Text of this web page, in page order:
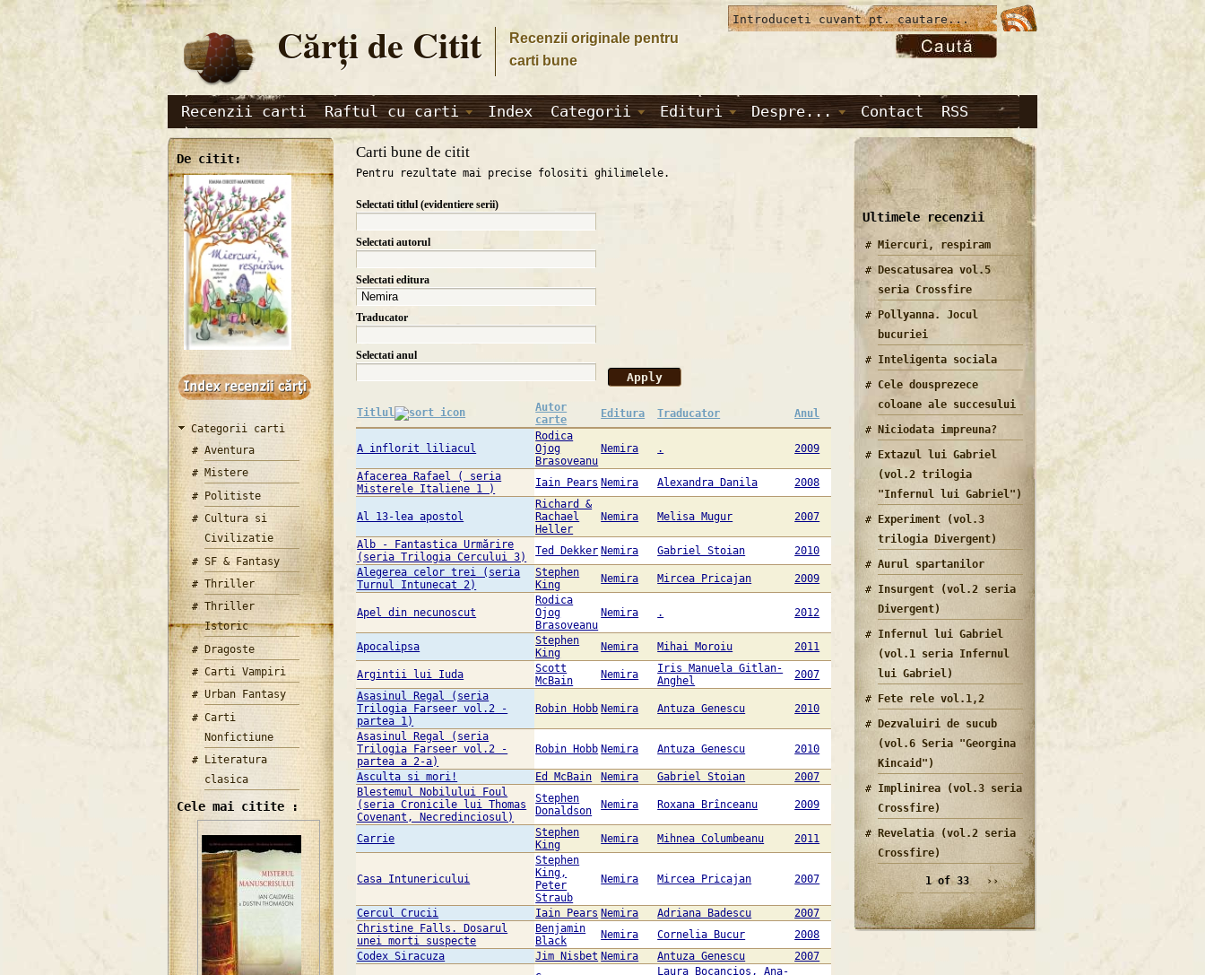
Cărţi de Citit
Recenzii originale pentru
carti bune
Recenzii carti Raftul cu carti Index Categorii Edituri Despre... Contact RSS
De citit:
Categorii carti
Aventura
Mistere
Politiste
Cultura si
Civilizatie
SF & Fantasy
Thriller
Thriller
Istoric
Dragoste
Carti Vampiri
Urban Fantasy
Carti
Nonfictiune
Literatura
clasica
Cele mai citite :
Carti bune de citit
Pentru rezultate mai precise folositi ghilimelele.
Selectati titlul (evidentiere serii)
Selectati autorul
Selectati editura
Traducator
Selectati anul
Titlul
Autor
carte
Editura Traducator Anul
A inflorit liliacul
Rodica
Ojog
Brasoveanu
Nemira . 2009
Afacerea Rafael ( seria
Misterele Italiene 1 )
Iain Pears Nemira Alexandra Danila 2008
Al 13-lea apostol
Richard &
Rachael
Heller
Nemira Melisa Mugur 2007
Alb - Fantastica Urmărire
(seria Trilogia Cercului 3)
Ted Dekker Nemira Gabriel Stoian
2010
Alegerea celor trei (seria
Turnul Intunecat 2)
Stephen
King
Nemira Mircea Pricajan 2009
Apel din necunoscut
Rodica
Ojog
Brasoveanu
Nemira . 2012
Apocalipsa
Stephen
King
Nemira Mihai Moroiu 2011
Argintii lui Iuda
Scott
McBain
Nemira
Iris Manuela Gitlan-
Anghel
2007
Asasinul Regal (seria
Trilogia Farseer vol.2 -
partea 1)
Robin Hobb Nemira Antuza Genescu 2010
Asasinul Regal (seria
Trilogia Farseer vol.2 -
partea a 2-a)
Robin Hobb Nemira Antuza Genescu 2010
Asculta si mori! Ed McBain Nemira Gabriel Stoian
2007
Blestemul Nobilului Foul
(seria Cronicile lui Thomas
Covenant, Necredinciosul)
Stephen
Donaldson
Nemira Roxana Brînceanu 2009
Carrie
Stephen
King
Nemira Mihnea Columbeanu 2011
Casa Intunericului
Stephen
King,
Peter
Straub
Nemira Mircea Pricajan 2007
Cercul Crucii Iain Pears Nemira Adriana Badescu
2007
Christine Falls. Dosarul
unei morti suspecte
Benjamin
Black
Nemira Cornelia Bucur
2008
Codex Siracuza
Jim Nisbet Nemira Antuza Genescu 2007
Laura Bocancios, Ana-
Ultimele recenzii
Miercuri, respiram
Descatusarea vol.5
seria Crossfire
Pollyanna. Jocul
bucuriei
Inteligenta sociala
Cele dousprezece
coloane ale succesului
Niciodata impreuna?
Extazul lui Gabriel
(vol.2 trilogia
"Infernul lui Gabriel")
Experiment (vol.3
trilogia Divergent)
Aurul spartanilor
Insurgent (vol.2 seria
Divergent)
Infernul lui Gabriel
(vol.1 seria Infernul
lui Gabriel)
Fete rele vol.1,2
Dezvaluiri de sucub
(vol.6 Seria "Georgina
Kincaid")
Implinirea (vol.3 seria
Crossfire)
Revelatia (vol.2 seria
Crossfire)
1 of 33 ››